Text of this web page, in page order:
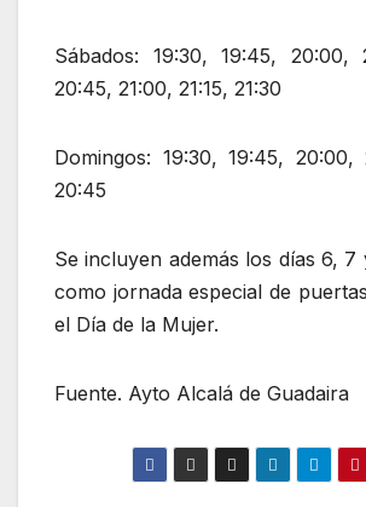
Sábados: 19:30, 19:45, 20:00,
20:45, 21:00, 21:15, 21:30
Domingos: 19:30, 19:45, 20:00,
20:45
Se incluyen además los días 6,
como jornada especial de
el Día de la Mujer.
Fuente. Ayto Alcalá de Guadaira